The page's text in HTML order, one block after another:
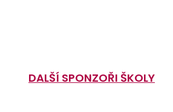
DALŠÍ SPONZOŘI ŠKOLY